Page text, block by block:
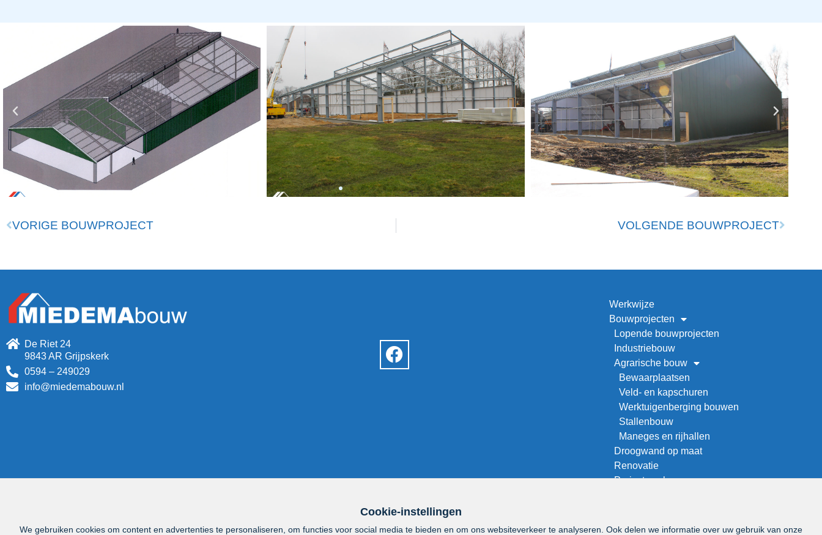
VORIGE BOUWPROJECT VOLGENDE BOUWPROJECT
De Riet 24
9843 AR Grijpskerk
0594 – 249029
info@miedemabouw.nl
Werkwijze
Bouwprojecten
Lopende bouwprojecten
Industriebouw
Agrarische bouw
Bewaarplaatsen
Veld- en kapschuren
Werktuigenberging bouwen
Stallenbouw
Maneges en rijhallen
Droogwand op maat
Renovatie
Project zoeken
Vacatures
Cookie-instellingen
We gebruiken cookies om content en advertenties te personaliseren, om functies voor social media te bieden en om ons websiteverkeer te analyseren. Ook delen we informatie over uw gebruik van onze